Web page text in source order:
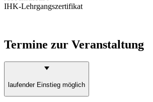
IHK-Lehrgangszertifikat
Termine zur Veranstaltung
laufender Einstieg möglich